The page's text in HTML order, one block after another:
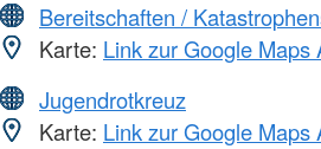
Bereitschaften /
Karte: Link zur Google Maps
Jugendrotkreuz
Karte: Link zur Google Maps